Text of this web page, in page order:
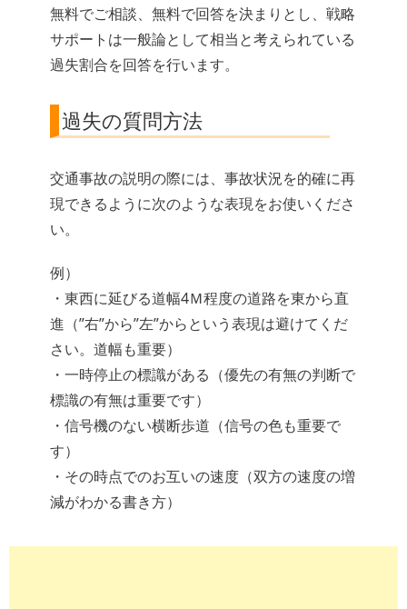
無料でご相談、無料で回答を決まりとし、戦略
サポートは一般論として相当と考えられている
過失割合を回答を行います。
過失の質問方法
交通事故の説明の際には、事故状況を的確に再
現できるように次のような表現をお使いくださ
い。
例）
・東西に延びる道幅4Ｍ程度の道路を東から直
進（”右”から”左”からという表現は避けてくだ
さい。道幅も重要）
・一時停止の標識がある（優先の有無の判断で
標識の有無は重要です）
・信号機のない横断歩道（信号の色も重要で
す）
・その時点でのお互いの速度（双方の速度の増
減がわかる書き方）